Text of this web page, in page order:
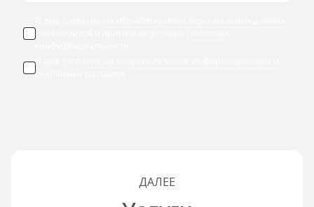
ознакомился и принимаю условия
Я даю
рекламных рассылок
ДАЛЕЕ